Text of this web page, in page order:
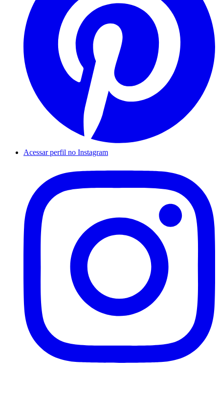
Acessar perfil no Instagram